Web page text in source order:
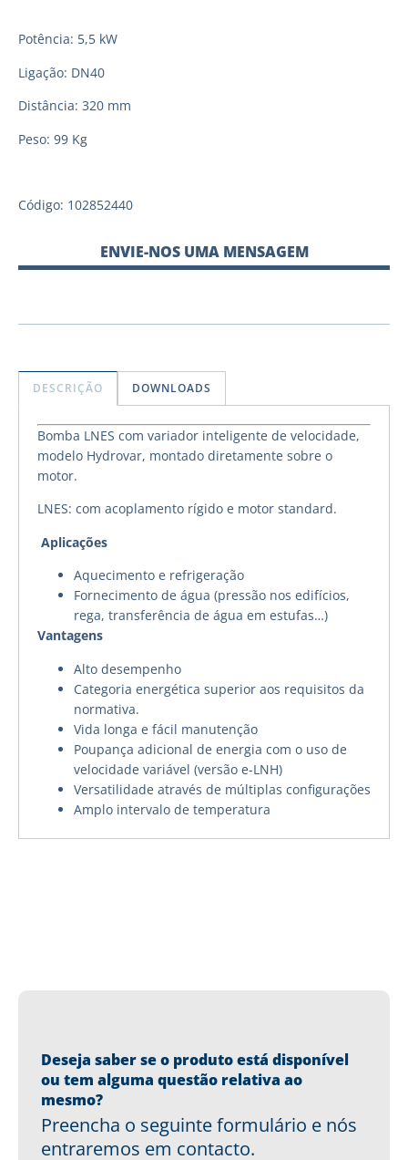
Potência: 5,5 kW
Ligação: DN40
Distância: 320 mm
Peso: 99 Kg
Código: 102852440
ENVIE-NOS UMA MENSAGEM
DESCRIÇÃO DOWNLOADS
Bomba LNES com variador inteligente de velocidade,
modelo Hydrovar, montado diretamente sobre o
motor.
LNES: com acoplamento rígido e motor standard.
Aplicações
Aquecimento e refrigeração
Fornecimento de água (pressão nos edifícios,
rega, transferência de água em estufas…)
Vantagens
Alto desempenho
Categoria energética superior aos requisitos da
normativa.
Vida longa e fácil manutenção
Poupança adicional de energia com o uso de
velocidade variável (versão e-LNH)
Versatilidade através de múltiplas configurações
Amplo intervalo de temperatura
Deseja saber se o produto está disponível
ou tem alguma questão relativa ao
mesmo?
Preencha o seguinte formulário e nós
entraremos em contacto.